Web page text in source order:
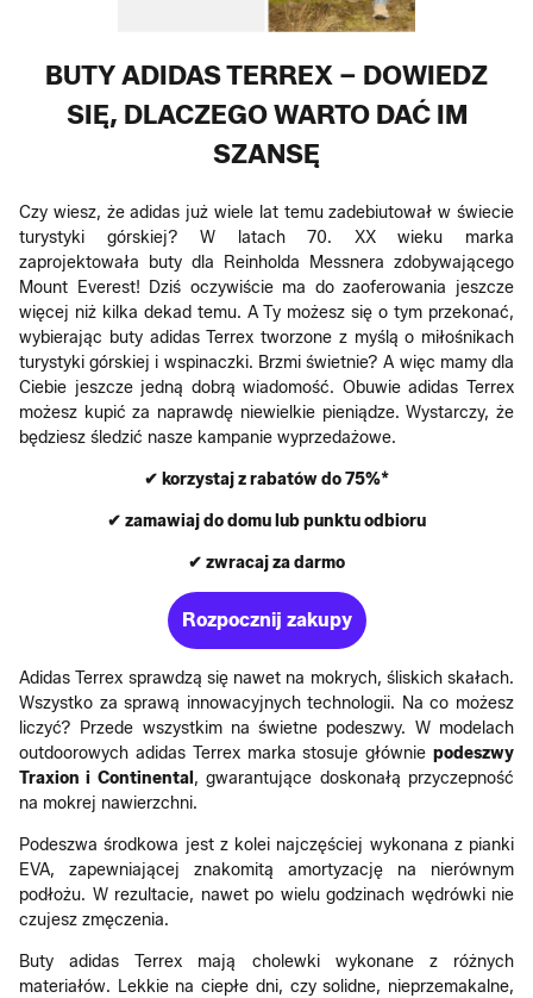
BUTY ADIDAS TERREX – DOWIEDZ
SIĘ, DLACZEGO WARTO DAĆ IM
SZANSĘ
Czy wiesz, że adidas już wiele lat temu zadebiutował w świecie
turystyki górskiej? W latach 70. XX wieku marka
zaprojektowała buty dla Reinholda Messnera zdobywającego
Mount Everest! Dziś oczywiście ma do zaoferowania jeszcze
więcej niż kilka dekad temu. A Ty możesz się o tym przekonać,
wybierając buty adidas Terrex tworzone z myślą o miłośnikach
turystyki górskiej i wspinaczki. Brzmi świetnie? A więc mamy dla
Ciebie jeszcze jedną dobrą wiadomość. Obuwie adidas Terrex
możesz kupić za naprawdę niewielkie pieniądze. Wystarczy, że
będziesz śledzić nasze kampanie wyprzedażowe.
✔ korzystaj z rabatów do 75%*
✔ zamawiaj do domu lub punktu odbioru
✔ zwracaj za darmo
Rozpocznij zakupy
Adidas Terrex sprawdzą się nawet na mokrych, śliskich skałach.
Wszystko za sprawą innowacyjnych technologii. Na co możesz
liczyć? Przede wszystkim na świetne podeszwy. W modelach
outdoorowych adidas Terrex marka stosuje głównie podeszwy
Traxion i Continental , gwarantujące doskonałą przyczepność
na mokrej nawierzchni.
Podeszwa środkowa jest z kolei najczęściej wykonana z pianki
EVA, zapewniającej znakomitą amortyzację na nierównym
podłożu. W rezultacie, nawet po wielu godzinach wędrówki nie
czujesz zmęczenia.
Buty adidas Terrex mają cholewki wykonane z różnych
materiałów. Lekkie na ciepłe dni, czy solidne, nieprzemakalne,